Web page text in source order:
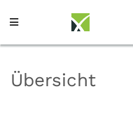
Übersicht